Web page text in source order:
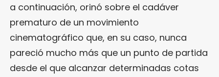
a continuación, orinó sobre el cadáver
prematuro de un movimiento
cinematográfico que, en su caso, nunca
pareció mucho más que un punto de partida
desde el que alcanzar determinadas cotas